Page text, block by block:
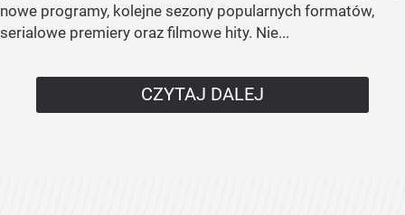
nowe programy, kolejne sezony popularnych formatów,
serialowe premiery oraz filmowe hity. Nie...
CZYTAJ DALEJ